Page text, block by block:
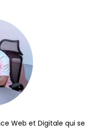
Web et Digitale qui se